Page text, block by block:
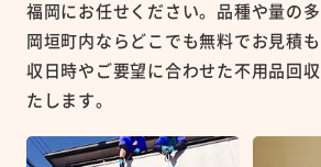
福岡にお任せください。品種や量の多
岡垣町内ならどこでも無料でお見積
収日時やご要望に合わせた不用品回
たします。